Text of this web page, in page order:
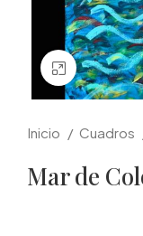
Clic para
Inicio Cuadros
Mar de